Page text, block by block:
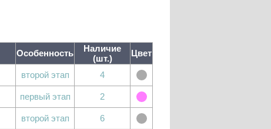
Особенность
Наличие
(шт.)
Цвет
второй этап 4
первый этап 2
второй этап 6